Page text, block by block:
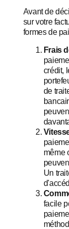
Avant de
sur votre
formes de
Frais
crédit,
de
même
Un
facile